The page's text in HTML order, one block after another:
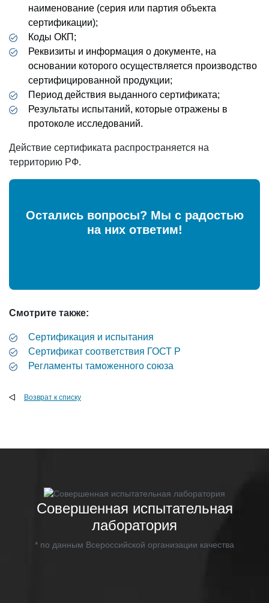
наименование (серия или партия объекта
сертификации);
Коды ОКП;
Реквизиты и информация о документе, на
основании которого осуществляется производство
сертифицированной продукции;
Период действия выданного сертификата;
Результаты испытаний, которые отражены в
протоколе исследований.
Действие сертификата распространяется на
территорию РФ.
Остались вопросы? Мы с радостью
на них ответим!
Смотрите также:
Сертификация и испытания
Cертификат соответствия ГОСТ Р
Регламенты таможенного союза
Возврат к списку
Совершенная испытательная
лаборатория
* по данным Всероссийской организации качества